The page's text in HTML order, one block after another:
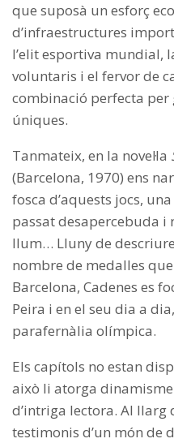
que suposà un esforç
d’infraestructures
l’elit esportiva mundial,
voluntaris i el fervor de
combinació perfecta per
úniques.
Tanmateix, en la novel·la
(Barcelona, 1970) ens
fosca d’aquests jocs,
passat desapercebuda i
llum… Lluny de
nombre de medalles que
Barcelona, Cadenes es
Peira i en el seu dia a
parafernàlia olímpica.
Els capítols no estan
això li atorga
d’intriga lectora. Al llarg
testimonis d’un món de